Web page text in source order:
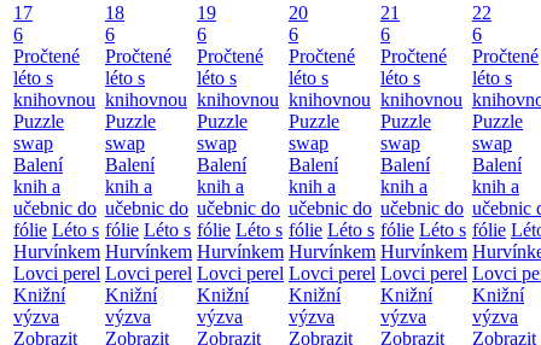
17
6
Pročtené
léto s
knihovnou
Puzzle
swap
Balení
knih a
učebnic do
fólie Léto s
Hurvínkem
Lovci perel
Knižní
výzva
Zobrazit
18
6
Pročtené
léto s
knihovnou
Puzzle
swap
Balení
knih a
učebnic do
fólie Léto s
Hurvínkem
Lovci perel
Knižní
výzva
Zobrazit
19
6
Pročtené
léto s
knihovnou
Puzzle
swap
Balení
knih a
učebnic do
fólie Léto s
Hurvínkem
Lovci perel
Knižní
výzva
Zobrazit
20
6
Pročtené
léto s
knihovnou
Puzzle
swap
Balení
knih a
učebnic do
fólie Léto s
Hurvínkem
Lovci perel
Knižní
výzva
Zobrazit
21
6
Pročtené
léto s
knihovnou
Puzzle
swap
Balení
knih a
učebnic do
fólie Léto s
Hurvínkem
Lovci perel
Knižní
výzva
Zobrazit
22
6
Pročtené
léto s
Puzzle
swap
Balení
knih a
učebnic
fólie
Lovci
Knižní
výzva
Zobrazit